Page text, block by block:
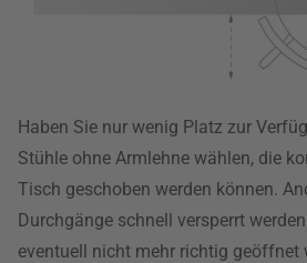
Haben Sie nur wenig Platz zur
Stühle ohne Armlehne wählen, die
Tisch geschoben werden können.
Durchgänge schnell versperrt
eventuell nicht mehr richtig geöffnet